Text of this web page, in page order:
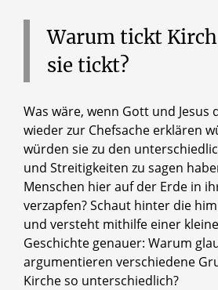
Warumtickt
sie tickt?
Was wäre, wenn Gott und Jesus
wieder zur Chefsache erklären
würden sie zu den
und Streitigkeiten zu sagen
Menschen hier auf der Erde in
verzapfen? Schaut hinter die
und versteht mithilfe einer
Geschichte genauer: Warum
argumentieren verschiedene
Kirche so unterschiedlich?